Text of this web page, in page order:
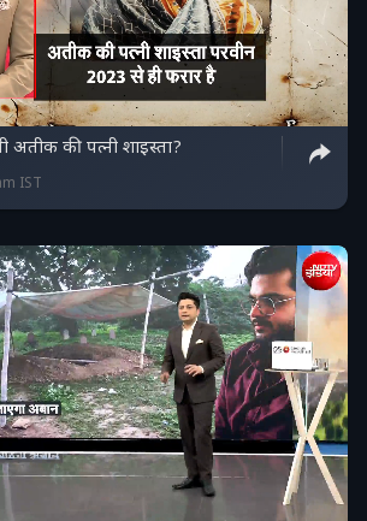
की पत्नी शाइस्ता?
IST